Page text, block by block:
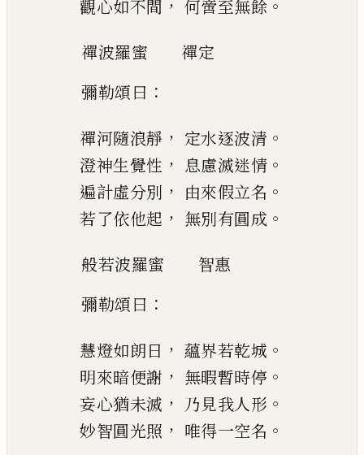
觀心如不間 ， 何啻至無餘 。
禪波羅蜜 禪定
彌勒頌曰 ：
禪河隨浪靜 ， 定水逐波清 。
澄神生覺性 ， 息慮滅迷情 。
遍計虛分別 ， 由來假立名 。
若了依他起 ， 無別有圓成 。
般若波羅蜜 智惠
彌勒頌曰 ：
慧燈如朗日 ， 蘊界若乾城 。
明來暗便謝 ， 無暇暫時停 。
妄心猶未滅 ， 乃見我人形 。
妙智圓光照 ， 唯得一空名 。